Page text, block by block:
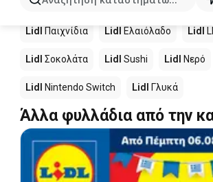
Lidl
Lidl Παιχνίδια Lidl Ελαιόλαδο Lidl
Lidl Σοκολάτα Lidl Sushi Lidl Νερό
Lidl Nintendo Switch Lidl Γλυκά
Άλλα φυλλάδια από την